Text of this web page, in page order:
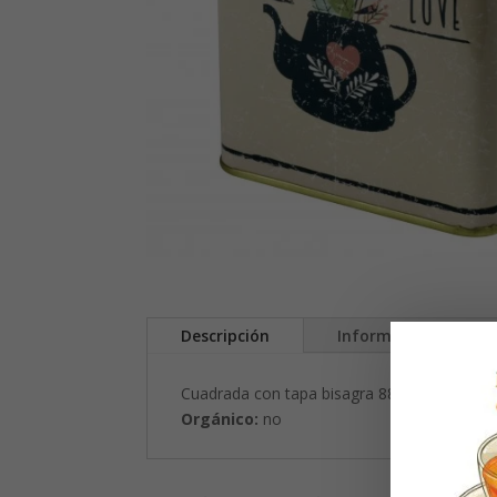
Descripción Información
Cuadrada con tapa bisagra 88 x 88 x 113
Orgánico: no